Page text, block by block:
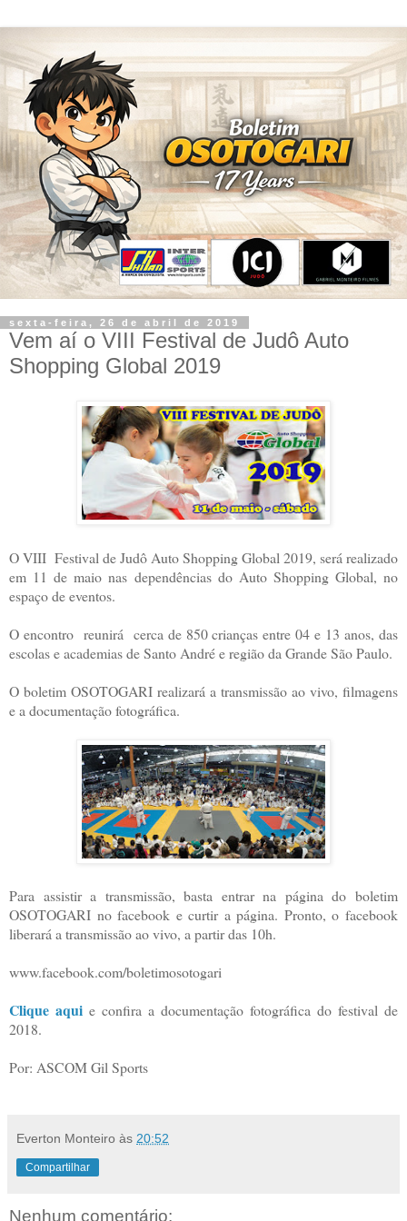
sexta-feira, 26 de abril de 2019
Vem aí o VIII Festival de Judô Auto
Shopping Global 2019
O VIII Festival de Judô Auto Shopping Global 2019, será realizado
em 11 de maio nas dependências do Auto Shopping Global, no
espaço de eventos.
O encontro reunirá cerca de 850 crianças entre 04 e 13 anos, das
escolas e academias de Santo André e região da Grande São Paulo.
O boletim OSOTOGARI realizará a transmissão ao vivo, filmagens
e a documentação fotográfica.
Para assistir a transmissão, basta entrar na página do boletim
OSOTOGARI no facebook e curtir a página. Pronto, o facebook
liberará a transmissão ao vivo, a partir das 10h.
www.facebook.com/boletimosotogari
Clique aqui e confira a documentação fotográfica do festival de
2018.
Por: ASCOM Gil Sports
Everton Monteiro às 20:52
Compartilhar
Nenhum comentário: